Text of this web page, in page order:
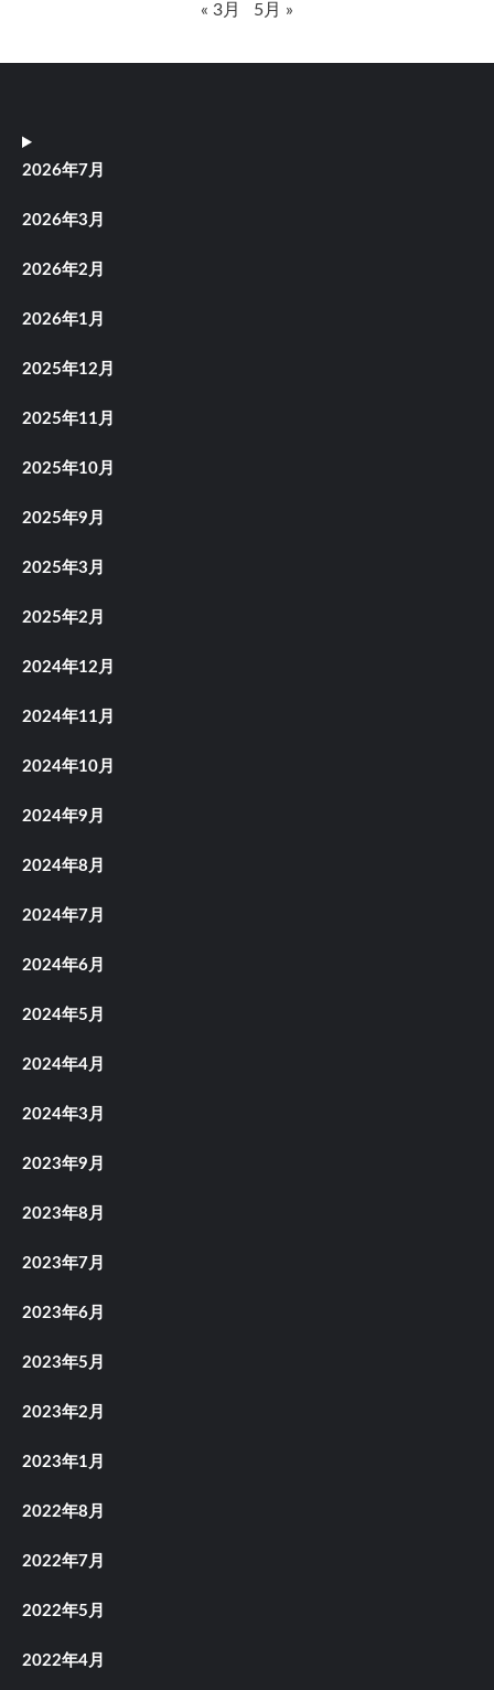
« 3月 5月 »
2026年7月
2026年3月
2026年2月
2026年1月
2025年12月
2025年11月
2025年10月
2025年9月
2025年3月
2025年2月
2024年12月
2024年11月
2024年10月
2024年9月
2024年8月
2024年7月
2024年6月
2024年5月
2024年4月
2024年3月
2023年9月
2023年8月
2023年7月
2023年6月
2023年5月
2023年2月
2023年1月
2022年8月
2022年7月
2022年5月
2022年4月